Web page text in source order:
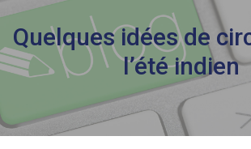
Quelques idées de
l’été indien